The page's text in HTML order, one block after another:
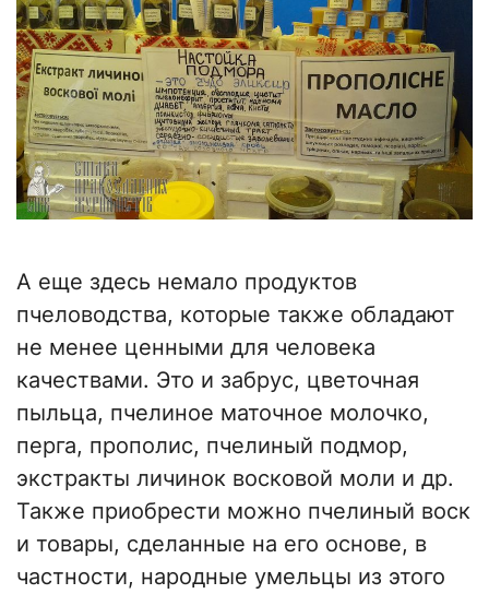
А еще здесь немало продуктов
пчеловодства, которые также обладают
не менее ценными для человека
качествами. Это и забрус, цветочная
пыльца, пчелиное маточное молочко,
перга, прополис, пчелиный подмор,
экстракты личинок восковой моли и др.
Также приобрести можно пчелиный воск
и товары, сделанные на его основе, в
частности, народные умельцы из этого